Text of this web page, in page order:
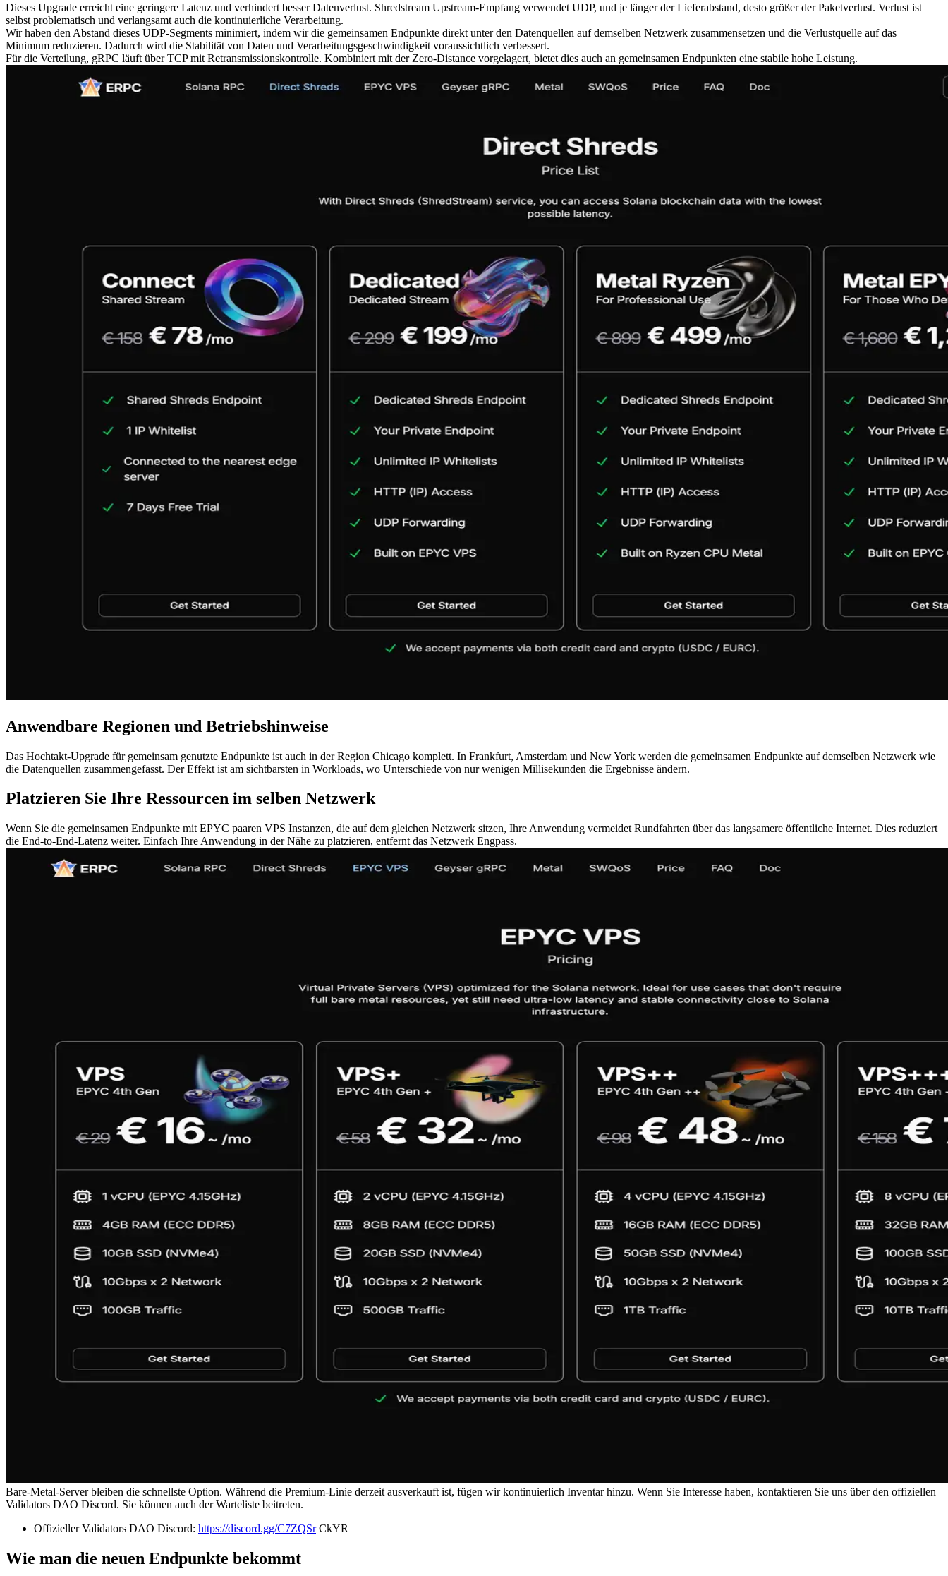
Dieses Upgrade erreicht eine geringere Latenz und verhindert besser Datenverlust. Shredstream Upstream-Empfang verwendet UDP, und je länger der Lieferabstand, desto größer der Paketverlust. Verlust ist
selbst problematisch und verlangsamt auch die kontinuierliche Verarbeitung.
Wir haben den Abstand dieses UDP-Segments minimiert, indem wir die gemeinsamen Endpunkte direkt unter den Datenquellen auf demselben Netzwerk zusammensetzen und die Verlustquelle auf das
Minimum reduzieren. Dadurch wird die Stabilität von Daten und Verarbeitungsgeschwindigkeit voraussichtlich verbessert.
Für die Verteilung, gRPC läuft über TCP mit Retransmissionskontrolle. Kombiniert mit der Zero-Distance vorgelagert, bietet dies auch an gemeinsamen Endpunkten eine stabile hohe Leistung.
Anwendbare Regionen und Betriebshinweise
Das Hochtakt-Upgrade für gemeinsam genutzte Endpunkte ist auch in der Region Chicago komplett. In Frankfurt, Amsterdam und New York werden die gemeinsamen Endpunkte auf demselben Netzwerk wie
die Datenquellen zusammengefasst. Der Effekt ist am sichtbarsten in Workloads, wo Unterschiede von nur wenigen Millisekunden die Ergebnisse ändern.
Platzieren Sie Ihre Ressourcen im selben Netzwerk
Wenn Sie die gemeinsamen Endpunkte mit EPYC paaren VPS Instanzen, die auf dem gleichen Netzwerk sitzen, Ihre Anwendung vermeidet Rundfahrten über das langsamere öffentliche Internet. Dies reduziert
die End‐to-End-Latenz weiter. Einfach Ihre Anwendung in der Nähe zu platzieren, entfernt das Netzwerk Engpass.
Bare-Metal-Server bleiben die schnellste Option. Während die Premium-Linie derzeit ausverkauft ist, fügen wir kontinuierlich Inventar hinzu. Wenn Sie Interesse haben, kontaktieren Sie uns über den offiziellen
Validators DAO Discord. Sie können auch der Warteliste beitreten.
Offizieller Validators DAO Discord: https://discord.gg/C7ZQSrCkYR
Wie man die neuen Endpunkte bekommt